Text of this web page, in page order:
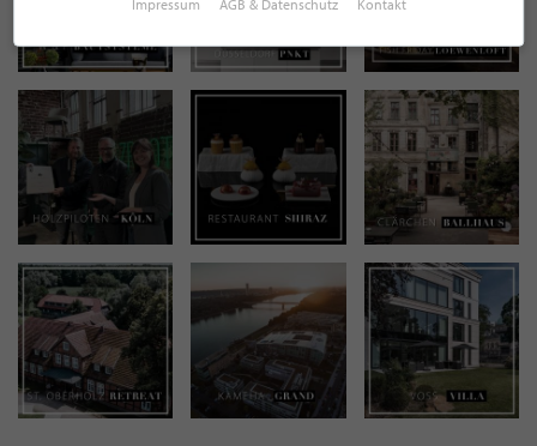
Impressum AGB & Datenschutz Kontakt